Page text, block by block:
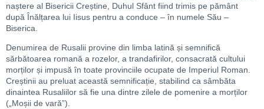
naștere al Bisericii Creștine, Duhul Sfânt fiind trimis pe pământ
după Înălțarea lui Iisus pentru a conduce – în numele Său –
Biserica.
Denumirea de Rusalii provine din limba latină și semnifică
sărbătoarea romană a rozelor, a trandafirilor, consacrată cultului
morților și impusă în toate provinciile ocupate de Imperiul Roman.
Creștinii au preluat această semnificație, stabilind ca sâmbăta
dinaintea Rusaliilor să fie una dintre zilele de pomenire a morților
(„Moșii de vară”).